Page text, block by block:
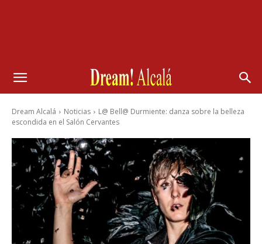
Dream Alcalá Noticias
L@ Bell@ Durmiente: danza sobre la belleza
escondida en el Salón Cervantes